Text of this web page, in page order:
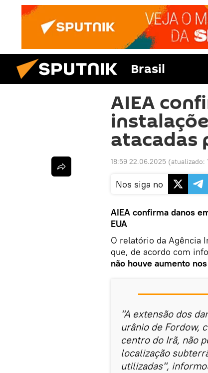
Brasil
AIEA
atacadas
18:59 22.06.2025 (atualizado:
Nos siga no
AIEA confirma danos
EUA
O relatório da Agência
que, de acordo com
não houve aumento
"A extensão dos
urânio de Fordow,
centro do Irã, não
localização
utilizadas",